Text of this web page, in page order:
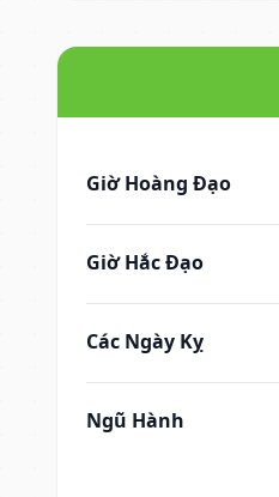
Giờ Hoàng Đạo
Giờ Hắc Đạo
Các Ngày Kỵ
Ngũ Hành